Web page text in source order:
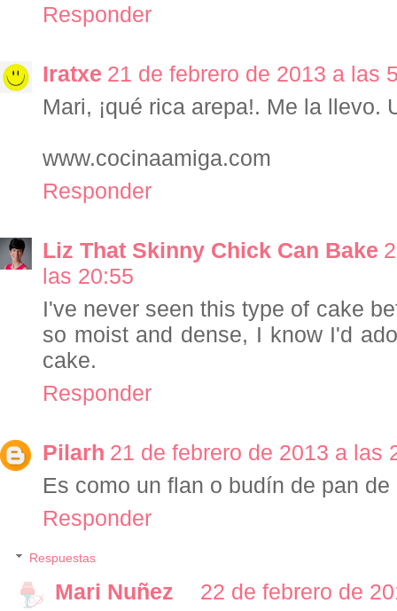
Responder
Iratxe 21 de febrero de 2013 a las
Mari, ¡qué rica arepa!. Me la llevo.
www.cocinaamiga.com
Responder
Liz That Skinny Chick Can Bake
las 20:55
I've never seen this type of cake
so moist and dense, I know I'd
cake.
Responder
Pilarh 21 de febrero de 2013 a las
Es como un flan o budín de pan
Responder
Respuestas
Mari Nuñez
22 de febrero de